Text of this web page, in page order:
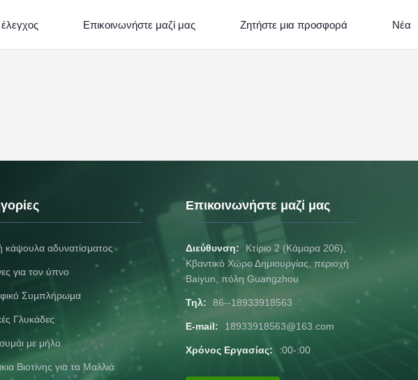
έλεγχος Επικοινωνήστε μαζί μας Ζητήστε μια προσφορά Νέα
κάψουλα αδυνατίσματος
για τον ύπνο
Συμπλήρωμα
Γλυκάδες
με μήλο
Βιοτίνης για τα Μαλλιά
Επικοινωνήστε μαζί μας
Διεύθυνση:
Κτίριο 2 (Κάμαρα 206),
Κβαντικό Χώρο Δημιουργίας, περιοχή
Baiyun, πόλη Guangzhou
Τηλ: 86--18933918563
E-mail: 18933918563@163.com
Χρόνος Εργασίας: :00-:00